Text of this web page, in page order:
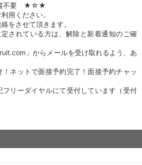
不要 ★☆★
用ください。
をさせて頂きます。
されている方は、解除と新着通知のご確
」からメールを受け取れるよう、あ
！ネットで面接予約完了！面接予約チャッ
フリーダイヤルにて受付しています（受付